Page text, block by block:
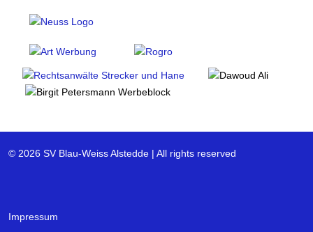
© 2026 SV Blau-Weiss Alstedde | All rights reserved
Impressum